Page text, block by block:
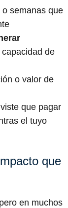
semanas que
de
o valor de
que pagar
el tuyo
que
en muchos